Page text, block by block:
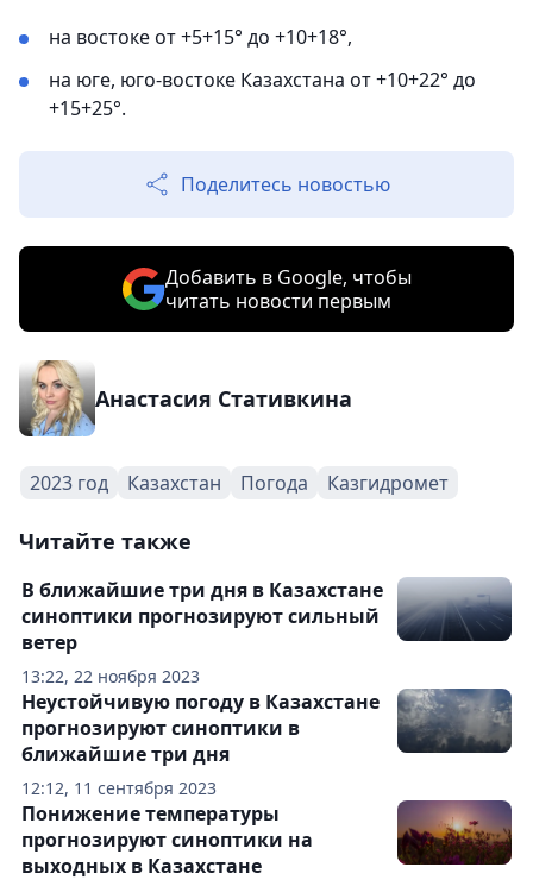
на востоке от +5+15° до +10+18°,
на юге, юго-востоке Казахстана от +10+22° до
+15+25°.
Поделитесь новостью
Добавить в Google, чтобы
читать новости первым
Анастасия Стативкина
2023 год Казахстан Погода Казгидромет
Читайте также
13:22, 22 ноября 2023
В ближайшие три дня в Казахстане
синоптики прогнозируют сильный
ветер
12:12, 11 сентября 2023
Неустойчивую погоду в Казахстане
прогнозируют синоптики в
ближайшие три дня
Понижение температуры
прогнозируют синоптики на
выходных в Казахстане